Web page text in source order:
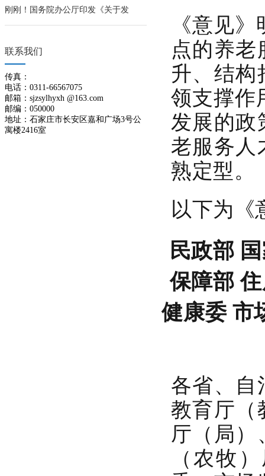
刚刚！国务院办公厅印发《关于发
联系我们
传真：
电话：0311-66567075
邮箱：sjzsylhyxh @163.com
邮编：050000
地址：石家庄市长安区嘉和广场3号公
寓楼2416室
《意见
点的养
升、结
领支撑作
发展的政
老服务人
熟定型。
以下为《
民政部
保障部
健康委 市
各省、自
教育厅（
厅（局
（农牧